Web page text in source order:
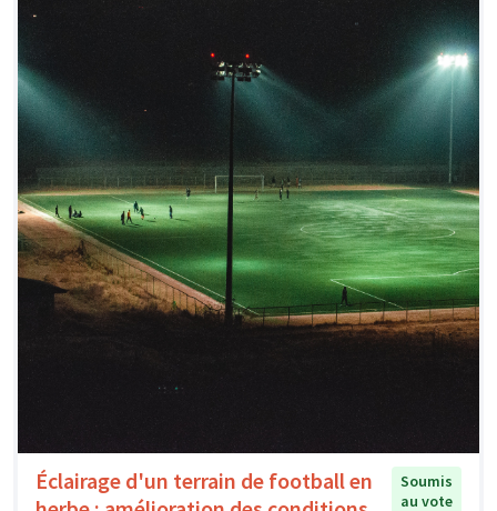
Éclairage d'un terrain de football en
Soumis
au vote